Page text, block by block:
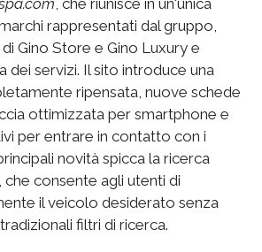
, che riunisce in un'unica
rappresentati dal gruppo,
Gino Store e Gino Luxury e
dei servizi. Il sito introduce una
ripensata, nuove schede
ottimizzata per smartphone e
per entrare in contatto con i
novità spicca la ricerca
consente agli utenti di
il veicolo desiderato senza
filtri di ricerca.